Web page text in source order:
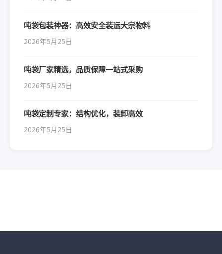
吨袋包装神器：高效安全装运大宗物料
2026年5月25日
吨袋厂家精选，品质保障一站式采购
2026年5月25日
吨袋定制专家：结构优化，装卸高效
2026年5月25日